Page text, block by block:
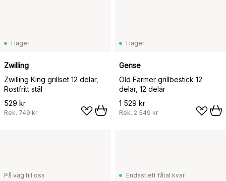
I lager
Zwilling
Zwilling King grillset 12 delar,
Rostfritt stål
529 kr
Rek. 749 kr
I lager
Gense
Old Farmer grillbestick 12
delar, 12 delar
1 529 kr
Rek. 2 549 kr
På väg till oss Endast ett fåtal kvar